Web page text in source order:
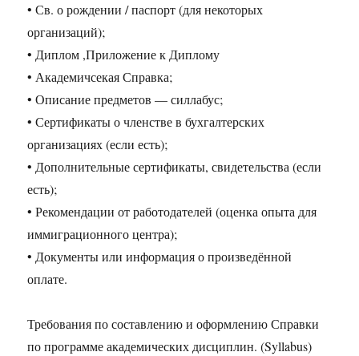
• Св. о рождении / паспорт (для некоторых
организаций);
• Диплом ,Приложение к Диплому
• Академичсекая Справка;
• Описание предметов — силлабус;
• Сертификаты о членстве в бухгалтерских
организациях (если есть);
• Дополнительные сертификаты, свидетельства (если
есть);
• Рекомендации от работодателей (оценка опыта для
иммиграционного центра);
• Документы или информация о произведённой
оплате.
Требования по составлению и оформлению Справки
по программе академических дисциплин. (Syllabus)